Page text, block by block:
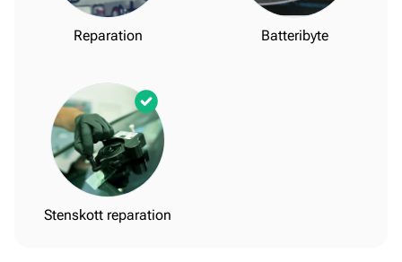
Reparation Batteribyte
Stenskott reparation